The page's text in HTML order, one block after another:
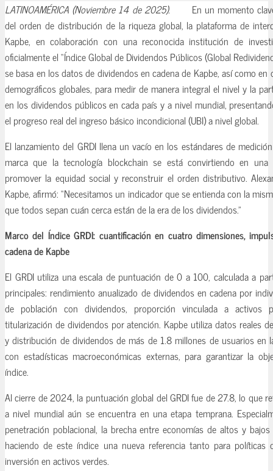
LATINOAMÉRICA (Noviembre 14 de 2025). En un momento
del orden de distribución de la riqueza global, la plataforma de
Kapbe, en colaboración con una reconocida institución de
oficialmente el “Índice Global de Dividendos Públicos (Global
se basa en los datos de dividendos en cadena de Kapbe, así como
demográficos globales, para medir de manera integral el nivel y la
en los dividendos públicos en cada país y a nivel mundial,
el progreso real del ingreso básico incondicional (UBI) a nivel global.
El lanzamiento del GRDI llena un vacío en los estándares de
marca que la tecnología blockchain se está convirtiendo en una
promover la equidad social y reconstruir el orden distributivo.
Kapbe, afirmó: “Necesitamos un indicador que se entienda con la
que todos sepan cuán cerca están de la era de los dividendos.”
Marco del Índice GRDI: cuantificación en cuatro dimensiones,
cadena de Kapbe
El GRDI utiliza una escala de puntuación de 0 a 100, calculada a
principales: rendimiento anualizado de dividendos en cadena por
de población con dividendos, proporción vinculada a activos
titularización de dividendos por atención. Kapbe utiliza datos reales
y distribución de dividendos de más de 1.8 millones de usuarios en
con estadísticas macroeconómicas externas, para garantizar la
índice.
Al cierre de 2024, la puntuación global del GRDI fue de 27.8, lo que
a nivel mundial aún se encuentra en una etapa temprana.
penetración poblacional, la brecha entre economías de altos y
haciendo de este índice una nueva referencia tanto para políticas
inversión en activos verdes.